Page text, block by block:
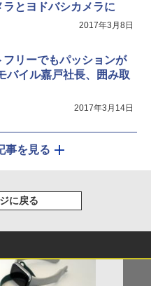
とヨドバシカメラに
2017年3月8日
フリーでもパッションが
バイル嘉戸社長、囲み取
2017年3月14日
事を見る
に戻る